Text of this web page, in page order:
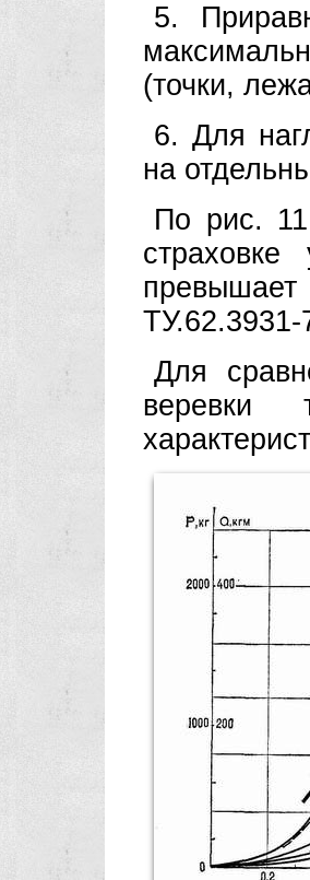
5.
(точки,
6. Для
на
По рис.
ТУ.62.3931-
Для